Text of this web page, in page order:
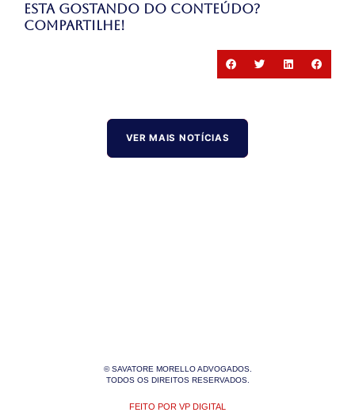
Esta gostando do conteúdo?
Compartilhe!
VER MAIS NOTÍCIAS
© SAVATORE MORELLO ADVOGADOS.
TODOS OS DIREITOS RESERVADOS.
FEITO POR VP DIGITAL